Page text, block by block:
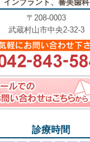
インプラント、審美歯科
〒208-0003
武蔵村山市中央2-32-3
診療時間